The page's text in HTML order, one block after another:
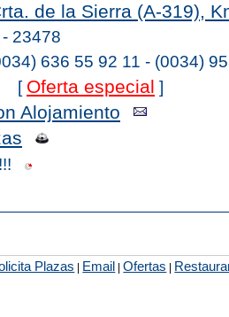
de la Sierra (A-319),
23478
636 55 92 11 - (0034)
[ Oferta especial ]
Alojamiento
!!!
Plazas Email |Ofertas